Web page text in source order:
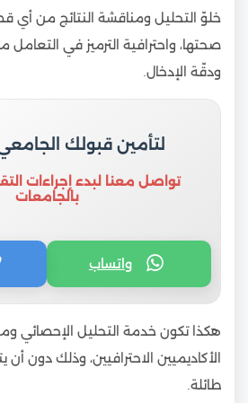
خلوّ التحليل ومناقشة النتائج من أي
صحتها، واحترافية الترميز في التعامل
ودقّة الإدخال.
لتأمين قبولك
تواصل معنا لبدء إجراءات
بالجامعات
واتساب
هكذا تكون خدمة التحليل الإحصائي
الأكاديميين الاحترافيين، وذلك دون أن
طائلة.